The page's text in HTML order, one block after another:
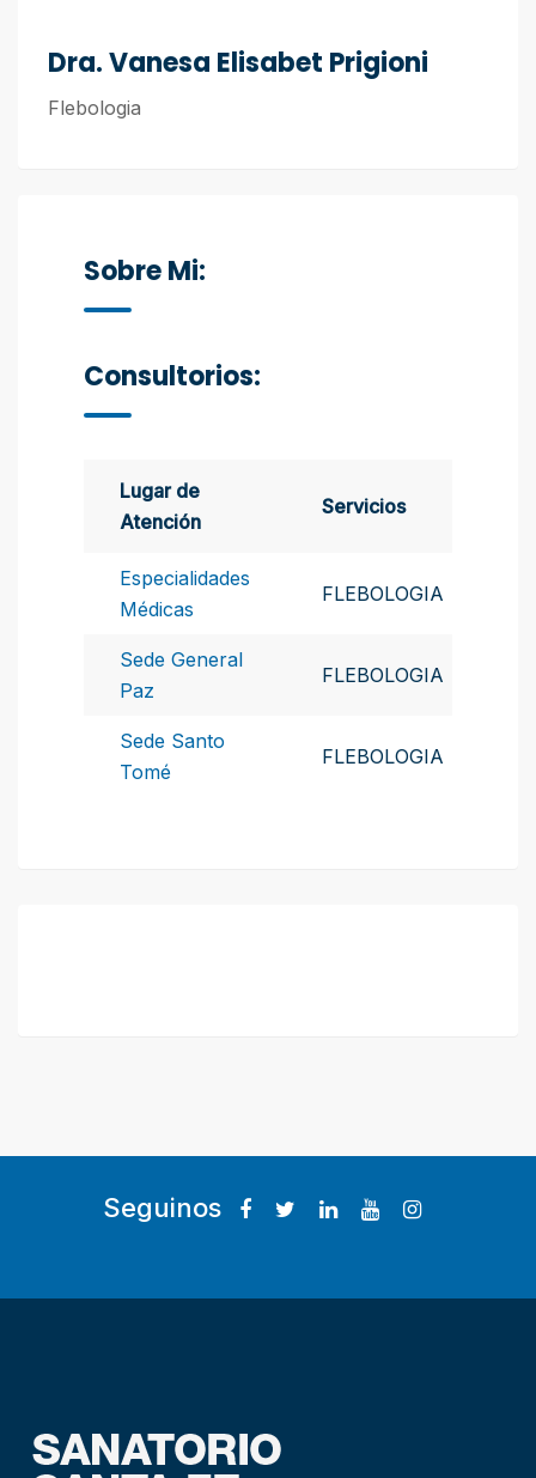
Dra. Vanesa Elisabet Prigioni
Flebologia
Sobre Mi:
Consultorios:
Lugar de
Atención
Servicios
Especialidades
Médicas
FLEBOLOGIA
Sede General
Paz
FLEBOLOGIA
Sede Santo
Tomé
FLEBOLOGIA
Seguinos